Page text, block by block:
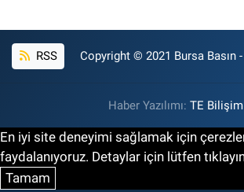
RSS Copyright © 2021 Bursa Basın -
Haber Yazılımı: TE Bilişim
En iyi site deneyimi sağlamak için
faydalanıyoruz. Detaylar için lütfen
Tamam